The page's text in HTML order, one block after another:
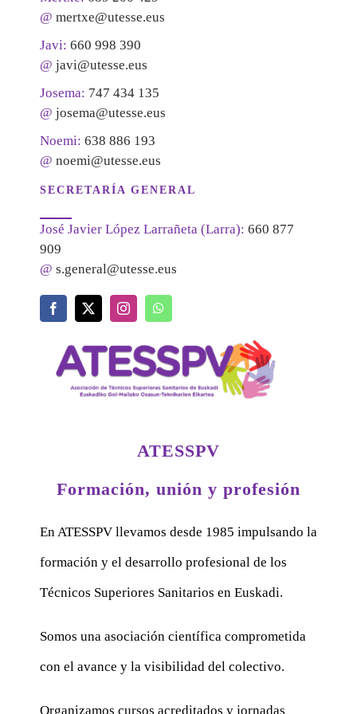
@ mertxe@utesse.eus
Javi: 660 998 390
@ javi@utesse.eus
Josema: 747 434 135
@ josema@utesse.eus
Noemi: 638 886 193
@ noemi@utesse.eus
SECRETARÍA GENERAL
José Javier López Larrañeta (Larra): 660 877
909
@ s.general@utesse.eus
ATESSPV
Formación, unión y profesión
En ATESSPV llevamos desde 1985 impulsando la
formación y el desarrollo profesional de los
Técnicos Superiores Sanitarios en Euskadi.
Somos una asociación científica comprometida
con el avance y la visibilidad del colectivo.
Organizamos cursos acreditados y jornadas